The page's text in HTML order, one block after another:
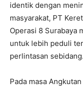
identik dengan
masyarakat, PT
Operasi 8 Surabaya
untuk lebih peduli
perlintasan sebidang.
Pada masa